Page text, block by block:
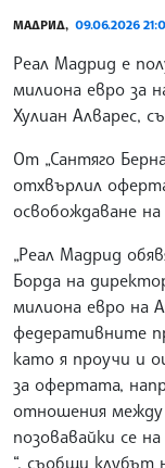
МАДРИД, 09.06.2026
Реал Мадрид е
милиона евро за
Хулиан Алварес,
От „Сантяго
отхвърлил
освобождаване
„Реал Мадрид
Борда на
милиона евро на
федеративните
като я проучи и
за офертата,
отношения между
позовавайки се
“, съобщи клубът